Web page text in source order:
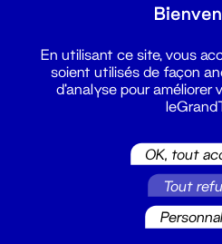
En utilisant ce site, vous
soient utilisés de façon
d'analyse pour améliorer
OK, tout
Tout